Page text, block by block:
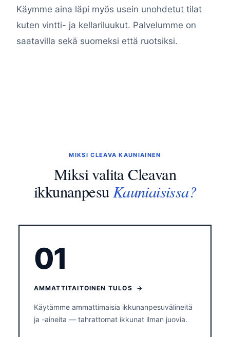
Käymme aina läpi myös usein unohdetut tilat
kuten vintti- ja kellariluukut. Palvelumme on
saatavilla sekä suomeksi että ruotsiksi.
MIKSI CLEAVA KAUNIAINEN
Miksi valita Cleavan
ikkunanpesu Kauniaisissa?
01
AMMATTITAITOINEN TULOS →
Käytämme ammattimaisia ikkunanpesuvälineitä
ja -aineita — tahrattomat ikkunat ilman juovia.